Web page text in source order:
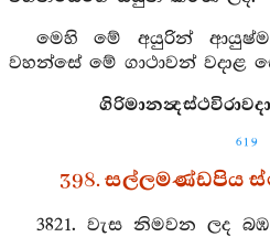
මෙහි මේ අයුරින්
වහන්සේ මේ ගාථාවන් වදාළ
619
398. සල්ලමණ්ඩපිය
3821. වැස නිමවන ලද